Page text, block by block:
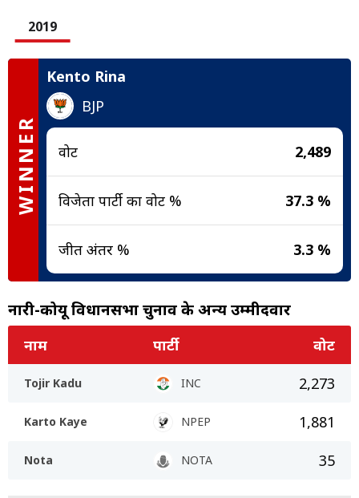
2019
WINNER
Kento Rina
BJP
वोट 2,489
विजेता पार्टी का वोट % 37.3 %
जीत अंतर % 3.3 %
नारी-कोयू विधानसभा चुनाव के अन्य उम्मीदवार
नाम पार्टी वोट
Tojir Kadu INC 2,273
Karto Kaye NPEP 1,881
Nota NOTA 35